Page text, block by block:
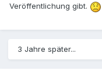
Veröffentlichung gibt.
3 Jahre später...